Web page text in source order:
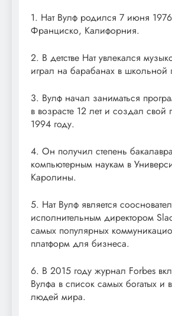
1. Нат Вулф родился 7 июня
Франциско, Калифорния.
2. В детстве Нат увлекался
играл на барабанах в школьной
3. Вулф начал заниматься
в возрасте 12 лет и создал свой
1994 году.
4. Он получил степень
компьютерным наукам в
Каролины.
5. Нат Вулф является
исполнительным директором
самых популярных
платформ для бизнеса.
6. В 2015 году журнал Forbes
Вулфа в список самых богатых и
людей мира.